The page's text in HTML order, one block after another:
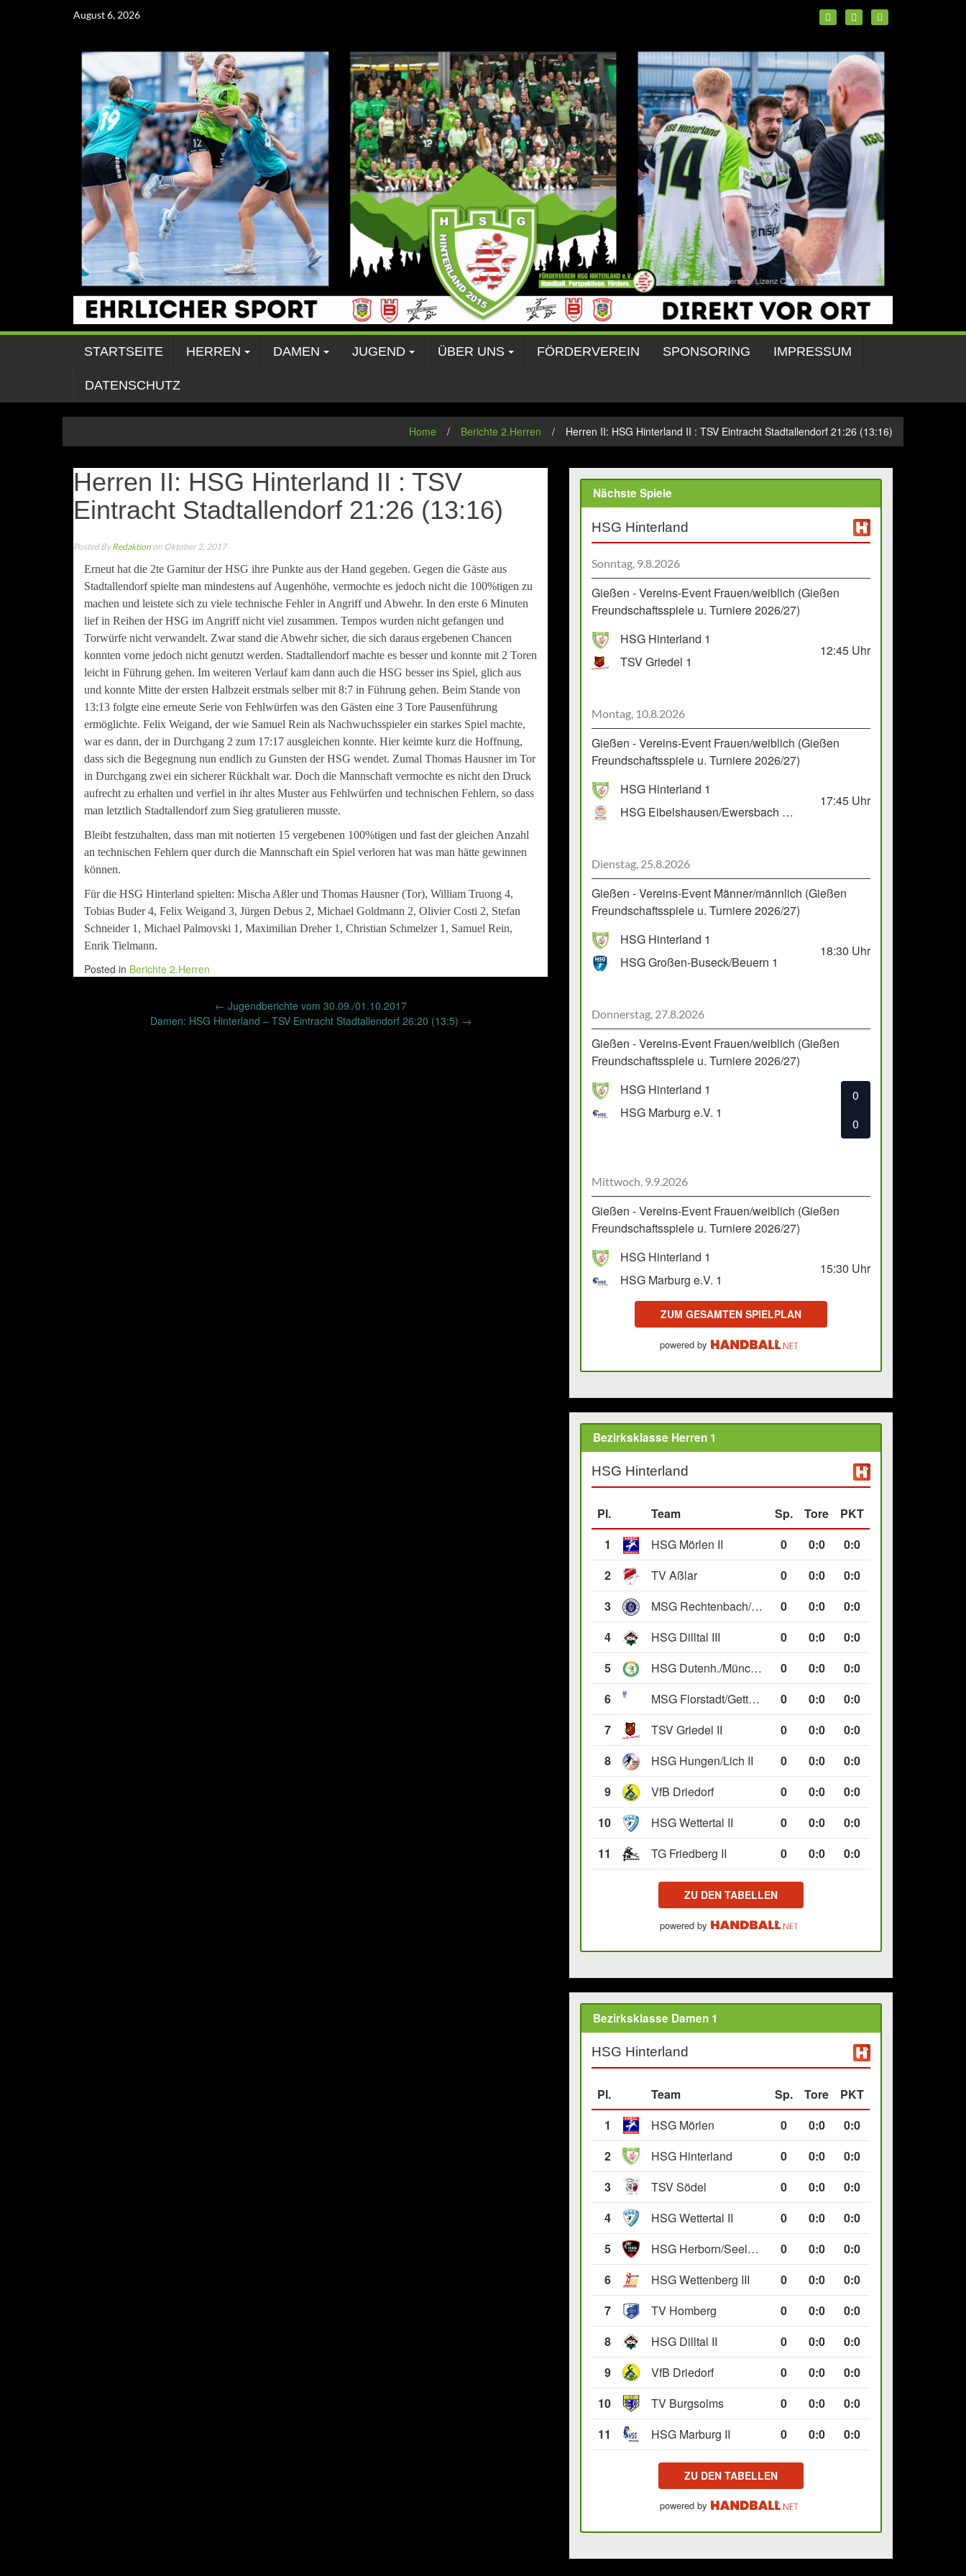
August 6, 2026
STARTSEITE HERREN DAMEN JUGEND ÜBER UNS FÖRDERVEREIN SPONSORING IMPRESSUM
DATENSCHUTZ
Home / Berichte 2.Herren / Herren II: HSG Hinterland II : TSV Eintracht Stadtallendorf 21:26 (13:16)
Herren II: HSG Hinterland II : TSV
Eintracht Stadtallendorf 21:26 (13:16)
Posted ByRedaktion on Oktober 2, 2017
Erneut hat die 2te Garnitur der HSG ihre Punkte aus der Hand gegeben. Gegen die Gäste aus
Stadtallendorf spielte man mindestens auf Augenhöhe, vermochte es jedoch nicht die 100%tigen zu
machen und leistete sich zu viele technische Fehler in Angriff und Abwehr. In den erste 6 Minuten
lief in Reihen der HSG im Angriff nicht viel zusammen. Tempos wurden nicht gefangen und
Torwürfe nicht verwandelt. Zwar stand die Abwehr sicher, die sich daraus ergebenen Chancen
konnten vorne jedoch nicht genutzt werden. Stadtallendorf machte es besser und konnte mit 2 Toren
leicht in Führung gehen. Im weiteren Verlauf kam dann auch die HSG besser ins Spiel, glich aus
und konnte Mitte der ersten Halbzeit erstmals selber mit 8:7 in Führung gehen. Beim Stande von
13:13 folgte eine erneute Serie von Fehlwürfen was den Gästen eine 3 Tore Pausenführung
ermöglichte. Felix Weigand, der wie Samuel Rein als Nachwuchsspieler ein starkes Spiel machte,
war es dann, der in Durchgang 2 zum 17:17 ausgleichen konnte. Hier keimte kurz die Hoffnung,
dass sich die Begegnung nun endlich zu Gunsten der HSG wendet. Zumal Thomas Hausner im Tor
in Durchgang zwei ein sicherer Rückhalt war. Doch die Mannschaft vermochte es nicht den Druck
aufrecht zu erhalten und verfiel in ihr altes Muster aus Fehlwürfen und technischen Fehlern, so dass
man letztlich Stadtallendorf zum Sieg gratulieren musste.
Bleibt festzuhalten, dass man mit notierten 15 vergebenen 100%tigen und fast der gleichen Anzahl
an technischen Fehlern quer durch die Mannschaft ein Spiel verloren hat was man hätte gewinnen
können.
Für die HSG Hinterland spielten: Mischa Aßler und Thomas Hausner (Tor), William Truong 4,
Tobias Buder 4, Felix Weigand 3, Jürgen Debus 2, Michael Goldmann 2, Olivier Costi 2, Stefan
Schneider 1, Michael Palmovski 1, Maximilian Dreher 1, Christian Schmelzer 1, Samuel Rein,
Enrik Tielmann.
Posted in Berichte 2.Herren
← Jugendberichte vom 30.09./01.10.2017
Damen: HSG Hinterland – TSV Eintracht Stadtallendorf 26:20 (13:5) →
Nächste Spiele
HSG Hinterland
Sonntag, 9.8.2026
Gießen - Vereins-Event Frauen/weiblich (Gießen
Freundschaftsspiele u. Turniere 2026/27)
HSG Hinterland 1
TSV Griedel 1
12:45Uhr
Montag, 10.8.2026
Gießen - Vereins-Event Frauen/weiblich (Gießen
Freundschaftsspiele u. Turniere 2026/27)
HSG Hinterland 1
HSG Eibelshausen/Ewersbach GbR 2
17:45Uhr
Dienstag, 25.8.2026
Gießen - Vereins-Event Männer/männlich (Gießen
Freundschaftsspiele u. Turniere 2026/27)
HSG Hinterland 1
HSG Großen-Buseck/Beuern 1
18:30 Uhr
Donnerstag, 27.8.2026
Gießen - Vereins-Event Frauen/weiblich (Gießen
Freundschaftsspiele u. Turniere 2026/27)
HSG Hinterland 1
HSG Marburg e.V. 1
0
0
Mittwoch, 9.9.2026
Gießen - Vereins-Event Frauen/weiblich (Gießen
Freundschaftsspiele u. Turniere 2026/27)
HSG Hinterland 1
HSG Marburg e.V. 1
15:30 Uhr
ZUM GESAMTEN SPIELPLAN
powered by
Bezirksklasse Herren 1
HSG Hinterland
Pl. Team Sp. Tore
PKT
1
HSG Mörlen II 0 0:0
0:0
2
TV Aßlar 0 0:0
0:0
3
MSG Rechtenbach/Wetzlar II 0 0:0
0:0
4
HSG Dilltal III 0 0:0
0:0
5
HSG Dutenh./Münchholzh. IV 0 0:0
0:0
6
MSG Florstadt/Gettenau II 0 0:0
0:0
7
TSV Griedel II 0 0:0
0:0
8
HSG Hungen/Lich II 0 0:0
0:0
9
VfB Driedorf 0 0:0
0:0
10
HSG Wettertal II 0 0:0
0:0
11
TG Friedberg II 0 0:0 0:0
ZU DEN TABELLEN
powered by
Bezirksklasse Damen 1
HSG Hinterland
Pl. Team Sp. Tore
PKT
1
HSG Mörlen 0 0:0
0:0
2
HSG Hinterland 0 0:0
0:0
3
TSV Södel 0 0:0
0:0
4
HSG Wettertal II 0 0:0
0:0
5
HSG Herborn/Seelbach 0 0:0
0:0
6
HSG Wettenberg III 0 0:0
0:0
7
TV Homberg 0 0:0
0:0
8
HSG Dilltal II 0 0:0
0:0
9
VfB Driedorf 0 0:0
0:0
10
TV Burgsolms 0 0:0
0:0
11
HSG Marburg II 0 0:0 0:0
ZU DEN TABELLEN
powered by